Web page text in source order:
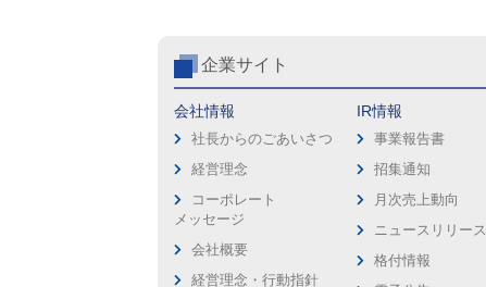
企業サイト
会社情報
社長からのごあいさつ
経営理念
コーポレート
メッセージ
会社概要
経営理念・行動指針
IR情報
事業報告書
招集通知
月次売上動向
ニュースリリース
格付情報